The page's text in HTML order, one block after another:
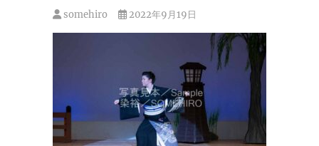
somehiro 2022年9月19日